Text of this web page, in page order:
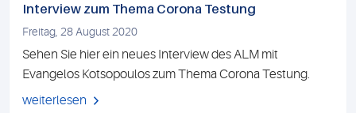
Interview zum Thema Corona Testung
Freitag, 28 August 2020
Sehen Sie hier ein neues Interview des ALM mit
Evangelos Kotsopoulos zum Thema Corona Testung.
weiterlesen